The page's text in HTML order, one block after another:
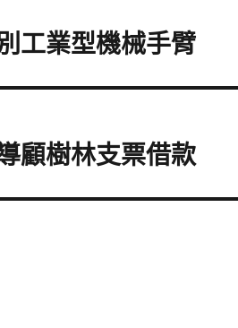
工業型機械手臂
顧樹林支票借款